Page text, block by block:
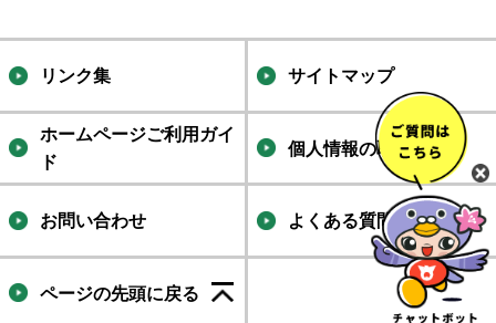
リンク集 サイトマップ
ホームページご利用ガイ
ド
個人情報の取り扱い
お問い合わせ よくある質問集
ページの先頭に戻る